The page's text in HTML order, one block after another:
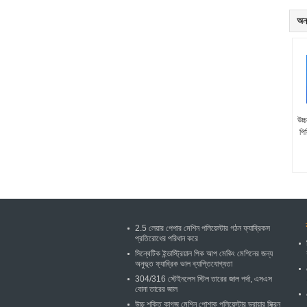
2.5 লেয়ার পেপার মেশিন পলিয়েস্টার গঠন ফ্যাব্রিকস
প্রতিরোধের পরিধান করে
সিন্থেটিক ইন্ডাস্ট্রিয়াল পিক আপ মেকিং মেশিনের জন্য
অনুভূত ফ্যাব্রিক ভাল ব্যাপ্তিযোগ্যতা
304/316 স্টেইনলেস স্টিল তারের জাল পর্দা, এসএস
বোনা তারের জাল
উচ্চ শক্তি কাগজ মেশিন পোশাক পলিয়েস্টার ড্রায়ার স্ক্রিন